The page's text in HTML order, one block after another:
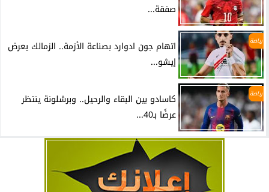
صفقة...
رياضة
اتهام جون ادوارد بصناعة الأزمة.. الزمالك يعرض
إيشو...
رياضة
كاسادو بين البقاء والرحيل.. وبرشلونة ينتظر
عرضًا بـ40...